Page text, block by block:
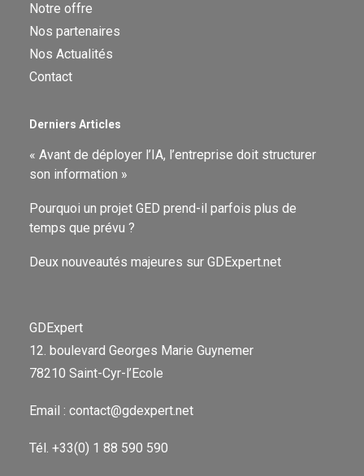
Notre offre
Nos partenaires
Nos Actualités
Contact
Derniers Articles
« Avant de déployer l’IA, l’entreprise doit structurer
son information »
Pourquoi un projet GED prend-il parfois plus de
temps que prévu ?
Deux nouveautés majeures sur GDExpert.net
GDExpert
12. boulevard Georges Marie Guynemer
78210 Saint-Cyr-l’Ecole
Email : contact@gdexpert.net
Tél. +33(0) 1 88 590 590